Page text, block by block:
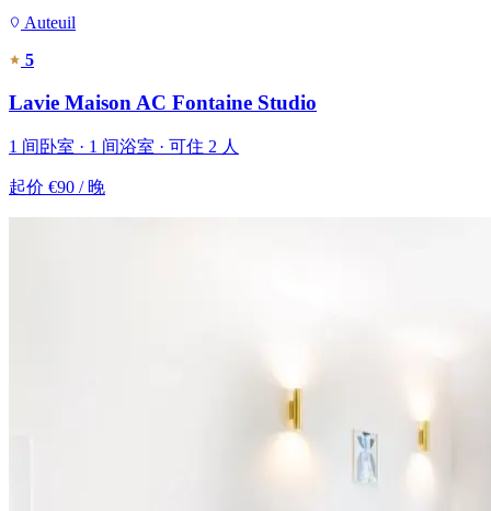
Auteuil
5
Lavie Maison AC Fontaine Studio
1 间卧室 · 1 间浴室 · 可住 2 人
起价 €90 / 晚